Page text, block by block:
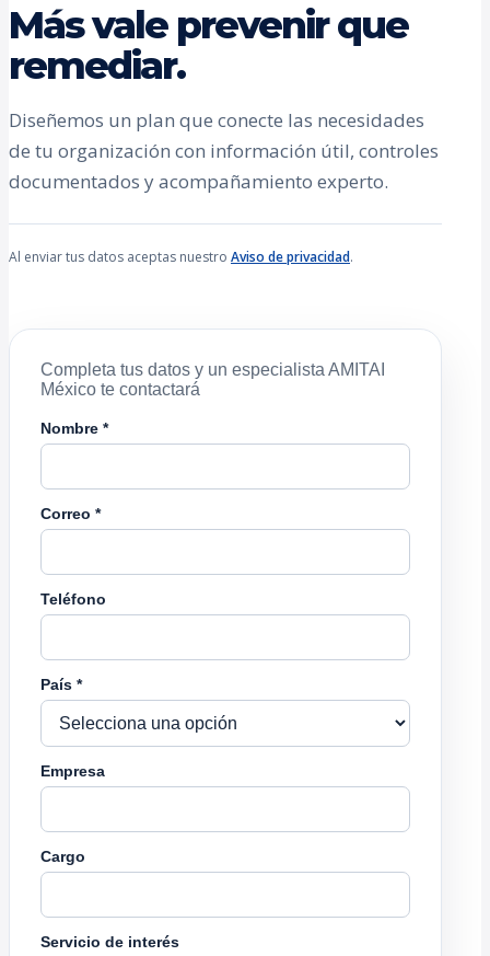
Más vale prevenir que
remediar.
Diseñemos un plan que conecte las necesidades
de tu organización con información útil, controles
documentados y acompañamiento experto.
Al enviar tus datos aceptas nuestro Aviso de privacidad.